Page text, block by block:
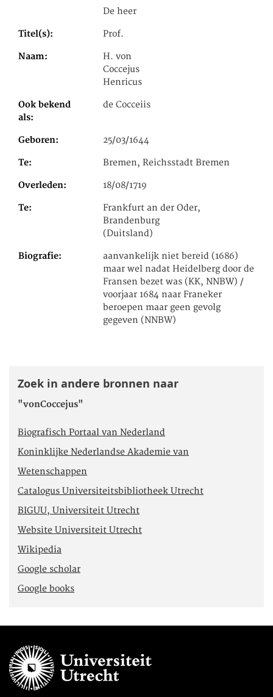
De heer
Titel(s) Prof.
Naam
H. von
Coccejus
Henricus
Ook bekend
als
de Cocceiis
Geboren 25/03/1644
Te Bremen, Reichsstadt Bremen
Overleden 18/08/1719
Te
Frankfurt an der Oder,
Brandenburg
(Duitsland)
Biografie
aanvankelijk niet bereid (1686)
maar wel nadat Heidelberg door de
Fransen bezet was (KK, NNBW) /
voorjaar 1684 naar Franeker
beroepen maar geen gevolg
gegeven (NNBW)
Zoek in andere bronnen naar
"vonCoccejus"
Biografisch Portaal van Nederland
Koninklijke Nederlandse Akademie van
Wetenschappen
Catalogus Universiteitsbibliotheek Utrecht
BIGUU, Universiteit Utrecht
Website Universiteit Utrecht
Wikipedia
Google scholar
Google books